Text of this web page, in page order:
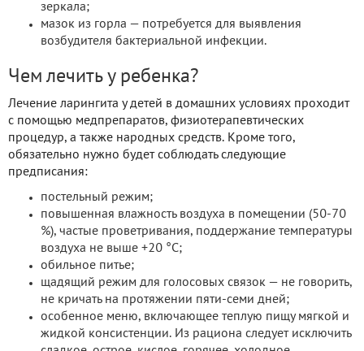
зеркала;
мазок из горла — потребуется для выявления
возбудителя бактериальной инфекции.
Чем лечить у ребенка?
Лечение ларингита у детей в домашних условиях проходит
с помощью медпрепаратов, физиотерапевтических
процедур, а также народных средств. Кроме того,
обязательно нужно будет соблюдать следующие
предписания:
постельный режим;
повышенная влажность воздуха в помещении (50-70
%), частые проветривания, поддержание температуры
воздуха не выше +20 °С;
обильное питье;
щадящий режим для голосовых связок — не говорить,
не кричать на протяжении пяти-семи дней;
особенное меню, включающее теплую пищу мягкой и
жидкой консистенции. Из рациона следует исключить